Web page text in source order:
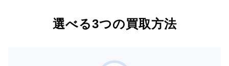
選べる3つの買取方法